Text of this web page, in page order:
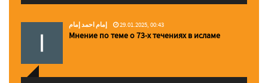
إمام احمد إمام 29.01.2025, 00:43
Мнение по теме о 73-х течениях в исламе